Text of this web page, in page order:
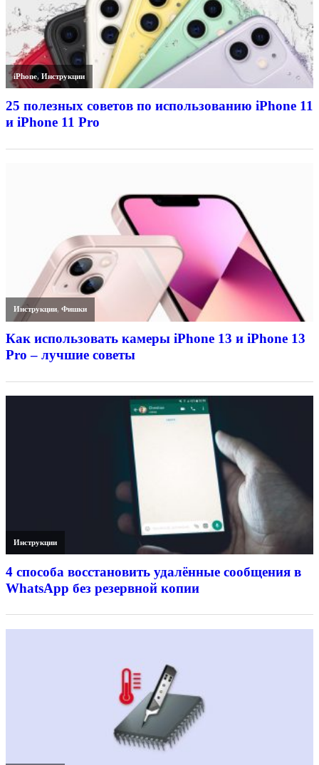
iPhone,Инструкции
25 полезных советов по использованию iPhone 11
и iPhone 11 Pro
Инструкции,Фишки
Как использовать камеры iPhone 13 и iPhone 13
Pro – лучшие советы
Инструкции
4 способа восстановить удалённые сообщения в
WhatsApp без резервной копии